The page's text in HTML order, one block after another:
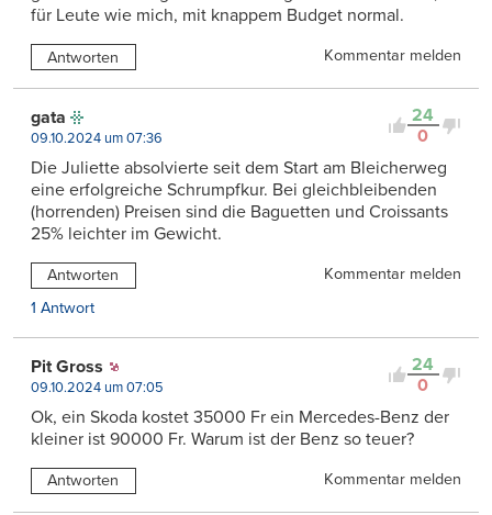
für Leute wie mich, mit knappem Budget normal.
Antworten Kommentar melden
24
0
gata
09.10.2024 um 07:36
Die Juliette absolvierte seit dem Start am Bleicherweg
eine erfolgreiche Schrumpfkur. Bei gleichbleibenden
(horrenden) Preisen sind die Baguetten und Croissants
25% leichter im Gewicht.
Antworten
Kommentar melden
1 Antwort
24
0
Pit Gross
09.10.2024 um 07:05
Ok, ein Skoda kostet 35000 Fr ein Mercedes-Benz der
kleiner ist 90000 Fr. Warum ist der Benz so teuer?
Antworten Kommentar melden